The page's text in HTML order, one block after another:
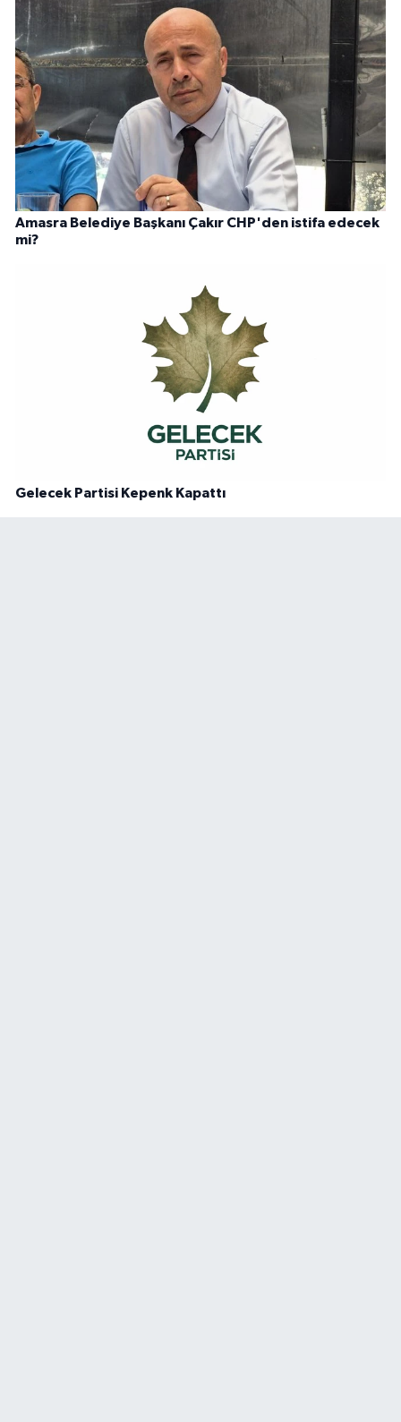
Amasra Belediye Başkanı Çakır CHP'den istifa edecek
mi?
Gelecek Partisi Kepenk Kapattı